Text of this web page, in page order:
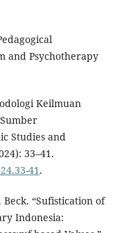
and Psychotherapy
Keilmuan
Studies and
33–41.
41.
“Sufistication of
Indonesia: